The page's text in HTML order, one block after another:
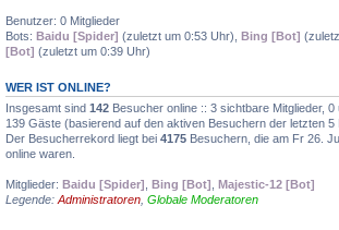
Benutzer: 0 Mitglieder
Bots: Baidu [Spider] (zuletzt um 0:53 Uhr), Bing [Bot]
[Bot] (zuletzt um 0:39 Uhr)
WER IST ONLINE?
Insgesamt sind 142 Besucher online :: 3 sichtbare Mitglieder,
139 Gäste (basierend auf den aktiven Besuchern der letzten 5
Der Besucherrekord liegt bei 4175 Besuchern, die am Fr 26.
online waren.
Mitglieder: Baidu [Spider] Bing [Bot] Majestic-12 [Bot]
Legende: Administratoren Globale Moderatoren